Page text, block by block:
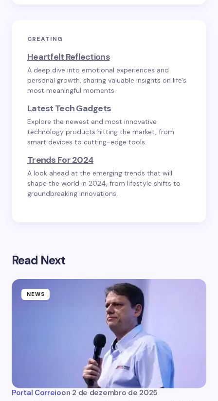
CREATING
Heartfelt Reflections
A deep dive into emotional experiences and
personal growth, sharing valuable insights on life's
most meaningful moments.
Latest Tech Gadgets
Explore the newest and most innovative
technology products hitting the market, from
smart devices to cutting-edge tools.
Trends For 2024
A look ahead at the emerging trends that will
shape the world in 2024, from lifestyle shifts to
groundbreaking innovations.
Read Next
NEWS
Portal Correioon 2 de dezembro de 2025